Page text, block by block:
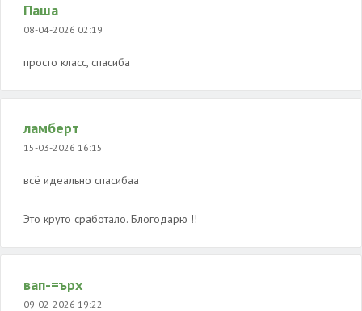
Паша
08-04-2026 02:19
просто класс, спасиба
ламберт
15-03-2026 16:15
всё идеально спасибаа
Это круто сработало. Блогодарю !!
вап-=ърх
09-02-2026 19:22